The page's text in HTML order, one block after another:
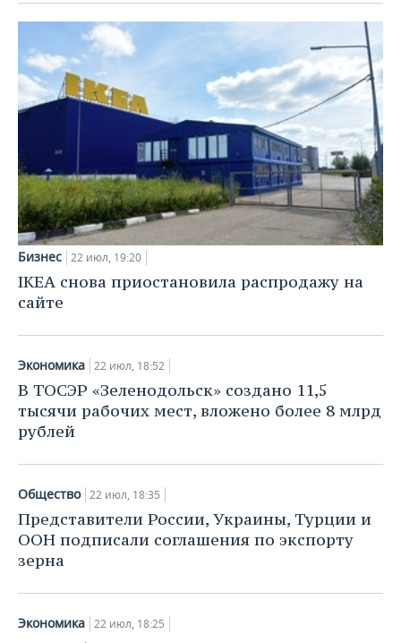
Бизнес 22 июл, 19:20
IKEA снова приостановила распродажу на
сайте
Экономика 22 июл, 18:52
В ТОСЭР «Зеленодольск» создано 11,5
тысячи рабочих мест, вложено более 8 млрд
рублей
Общество 22 июл, 18:35
Представители России, Украины, Турции и
ООН подписали соглашения по экспорту
зерна
Экономика 22 июл, 18:25